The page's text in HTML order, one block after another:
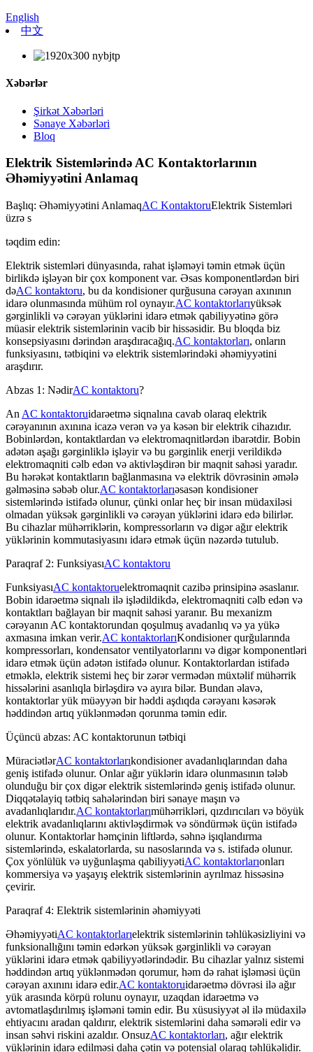
English
中文
Xəbərlər
Şirkət Xəbərləri
Sənaye Xəbərləri
Bloq
Elektrik Sistemlərində AC Kontaktorlarının
Əhəmiyyətini Anlamaq
Başlıq: Əhəmiyyətini AnlamaqAC KontaktoruElektrik Sistemləri
üzrə s
təqdim edin:
Elektrik sistemləri dünyasında, rahat işləməyi təmin etmək üçün
birlikdə işləyən bir çox komponent var. Əsas komponentlərdən biri
dəAC kontaktoru, bu da kondisioner qurğusuna cərəyan axınının
idarə olunmasında mühüm rol oynayır.AC kontaktorlarıyüksək
gərginlikli və cərəyan yüklərini idarə etmək qabiliyyətinə görə
müasir elektrik sistemlərinin vacib bir hissəsidir. Bu bloqda biz
konsepsiyasını dərindən araşdıracağıq.AC kontaktorları, onların
funksiyasını, tətbiqini və elektrik sistemlərindəki əhəmiyyətini
araşdırır.
Abzas 1: NədirAC kontaktoru?
An AC kontaktoruidarəetmə siqnalına cavab olaraq elektrik
cərəyanının axınına icazə verən və ya kəsən bir elektrik cihazıdır.
Bobinlərdən, kontaktlardan və elektromaqnitlərdən ibarətdir. Bobin
adətən aşağı gərginliklə işləyir və bu gərginlik enerji verildikdə
elektromaqniti cəlb edən və aktivləşdirən bir maqnit sahəsi yaradır.
Bu hərəkət kontaktların bağlanmasına və elektrik dövrəsinin əmələ
gəlməsinə səbəb olur.AC kontaktorlarıəsasən kondisioner
sistemlərində istifadə olunur, çünki onlar heç bir insan müdaxiləsi
olmadan yüksək gərginlikli və cərəyan yüklərini idarə edə bilirlər.
Bu cihazlar mühərriklərin, kompressorların və digər ağır elektrik
yüklərinin kommutasiyasını idarə etmək üçün nəzərdə tutulub.
Paraqraf 2: FunksiyasıAC kontaktoru
FunksiyasıAC kontaktoruelektromaqnit cazibə prinsipinə əsaslanır.
Bobin idarəetmə siqnalı ilə işlədildikdə, elektromaqniti cəlb edən və
kontaktları bağlayan bir maqnit sahəsi yaranır. Bu mexanizm
cərəyanın AC kontaktorundan qoşulmuş avadanlıq və ya yükə
axmasına imkan verir.AC kontaktorlarıKondisioner qurğularında
kompressorları, kondensator ventilyatorlarını və digər komponentləri
idarə etmək üçün adətən istifadə olunur. Kontaktorlardan istifadə
etməklə, elektrik sistemi heç bir zərər vermədən müxtəlif mühərrik
hissələrini asanlıqla birləşdirə və ayıra bilər. Bundan əlavə,
kontaktorlar yük müəyyən bir həddi aşdıqda cərəyanı kəsərək
həddindən artıq yüklənmədən qorunma təmin edir.
Üçüncü abzas: AC kontaktorunun tətbiqi
MüraciətlərAC kontaktorlarıkondisioner avadanlıqlarından daha
geniş istifadə olunur. Onlar ağır yüklərin idarə olunmasının tələb
olunduğu bir çox digər elektrik sistemlərində geniş istifadə olunur.
Diqqətəlayiq tətbiq sahələrindən biri sənaye maşın və
avadanlıqlarıdır.AC kontaktorlarımühərrikləri, qızdırıcıları və böyük
elektrik avadanlıqlarını aktivləşdirmək və söndürmək üçün istifadə
olunur. Kontaktorlar həmçinin liftlərdə, səhnə işıqlandırma
sistemlərində, eskalatorlarda, su nasoslarında və s. istifadə olunur.
Çox yönlülük və uyğunlaşma qabiliyyətiAC kontaktorlarıonları
kommersiya və yaşayış elektrik sistemlərinin ayrılmaz hissəsinə
çevirir.
Paraqraf 4: Elektrik sistemlərinin əhəmiyyəti
ƏhəmiyyətiAC kontaktorlarıelektrik sistemlərinin təhlükəsizliyini və
funksionallığını təmin edərkən yüksək gərginlikli və cərəyan
yüklərini idarə etmək qabiliyyətlərindədir. Bu cihazlar yalnız sistemi
həddindən artıq yüklənmədən qorumur, həm də rahat işləməsi üçün
cərəyan axınını idarə edir.AC kontaktoruidarəetmə dövrəsi ilə ağır
yük arasında körpü rolunu oynayır, uzaqdan idarəetmə və
avtomatlaşdırılmış işləməni təmin edir. Bu xüsusiyyət əl ilə müdaxilə
ehtiyacını aradan qaldırır, elektrik sistemlərini daha səmərəli edir və
insan səhvi riskini azaldır. OnsuzAC kontaktorları, ağır elektrik
yüklərinin idarə edilməsi daha çətin və potensial olaraq təhlükəlidir.